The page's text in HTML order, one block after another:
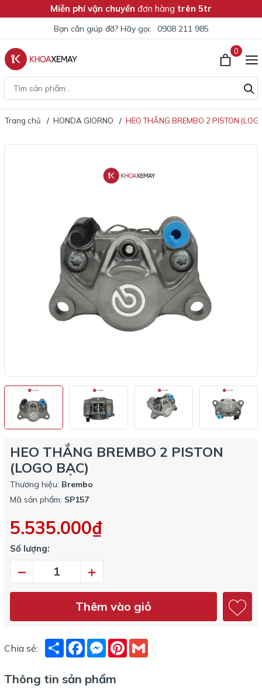
Miễn phí vận chuyển đơn hàng trên 5tr
Bạn cần giúp đỡ? Hãy gọi: 0908 211 985
0
Trang chủ HONDA GIORNO HEO THẮNG BREMBO 2 PISTON
HEO THẮNG BREMBO 2 PISTON
(LOGO BẠC)
Thương hiệu: Brembo
Mã sản phẩm: SP157
5.535.000₫
Số lượng:
– +
Thêm vào giỏ
Chia sẻ: ShareFacebookMessenger
Pinterest
Thông tin sản phẩm